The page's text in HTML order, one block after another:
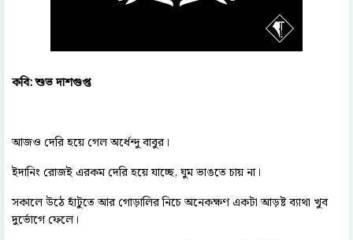
কবি: শুভ দাশগুপ্ত
আজও দেরি হয়ে গেল অর্ধেন্দু বাবুর।
ইদানিং রোজই এরকম দেরি হয়ে যাচ্ছে, ঘুম ভাঙতে চায় না।
সকালে উঠে হাঁটুতে আর গোড়ালির নিচে অনেকক্ষণ একটা আড়ষ্ট ব্যাথা খুব
দুর্ভোগে ফেলে।